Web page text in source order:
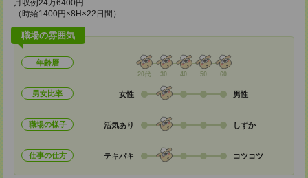
月収例24万6400円
（時給1400円×8H×22日間）
職場の雰囲気
年齢層
20代 30 40 50 60
男女比率 女性 男性
職場の様子 活気あり しずか
仕事の仕方 テキパキ コツコツ